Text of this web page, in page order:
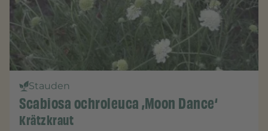
Stauden
Scabiosa ochroleuca ‚Moon Dance‘
Krätzkraut